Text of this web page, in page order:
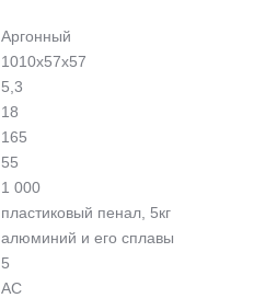
Аргонный
1010х57х57
5,3
18
165
55
1 000
пластиковый пенал, 5кг
алюминий и его сплавы
5
AC